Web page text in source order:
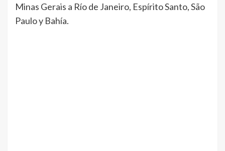
Minas Gerais a Río de Janeiro, Espírito Santo, São
Paulo y Bahía.